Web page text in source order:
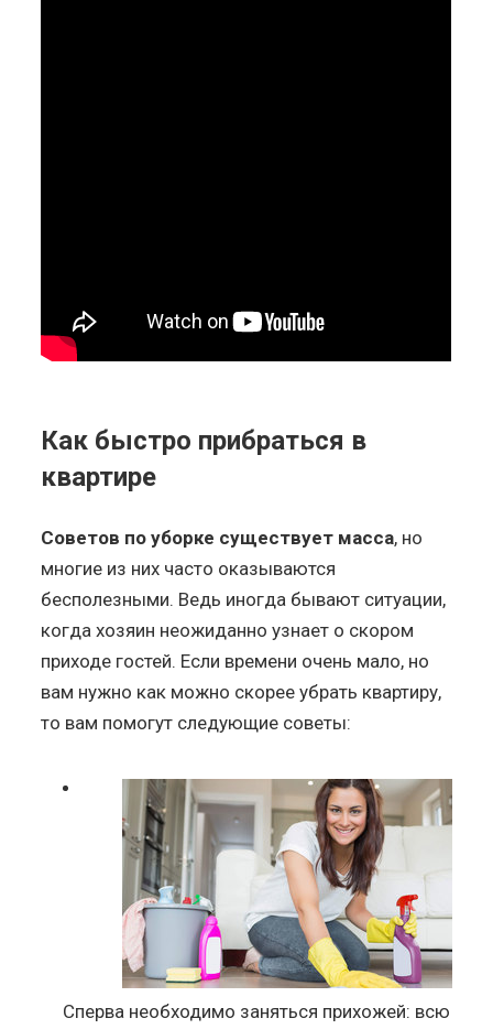
Как быстро прибраться в
квартире
Советов по уборке существует масса, но
многие из них часто оказываются
бесполезными. Ведь иногда бывают ситуации,
когда хозяин неожиданно узнает о скором
приходе гостей. Если времени очень мало, но
вам нужно как можно скорее убрать квартиру,
то вам помогут следующие советы:
Сперва необходимо заняться прихожей: всю